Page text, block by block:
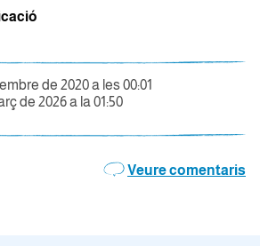
de 2020 a les 00:01
de 2026 a la 01:50
Veure comentaris